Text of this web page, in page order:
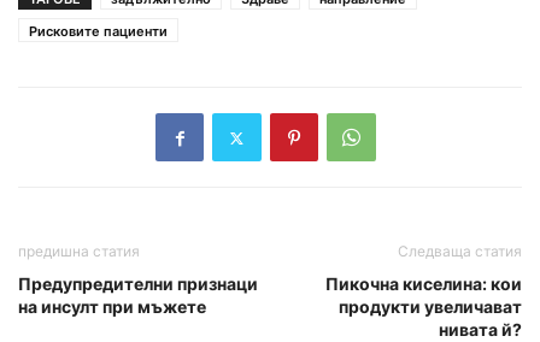
Рисковите пациенти
предишна статия
Предупредителни признаци
на инсулт при мъжете
Следваща статия
Пикочна киселина: кои
продукти увеличават
нивата й?